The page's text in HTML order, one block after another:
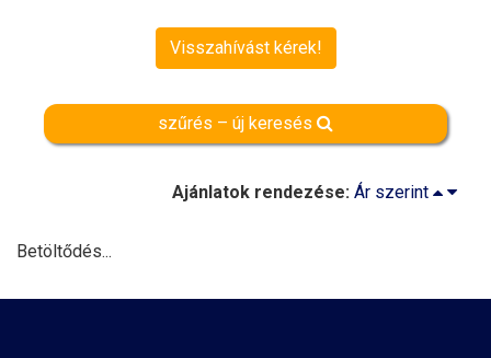
Visszahívást kérek!
szűrés – új keresés
Ajánlatok rendezése: Ár szerint
Betöltődés...